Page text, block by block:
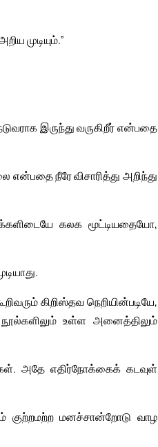
முடியும்.”
இருந்து வருகிறீர் என்பதை
நீரே விசாரித்து அறிந்து
கலக மூட்டியதையோ,
கிறிஸ்தவ நெறியின்படியே,
நூல்களிலும் உள்ள அனைத்திலும்
அதே எதிர்நோக்கைக் கடவுள்
குற்றமற்ற மனச்சான்றோடு வாழ